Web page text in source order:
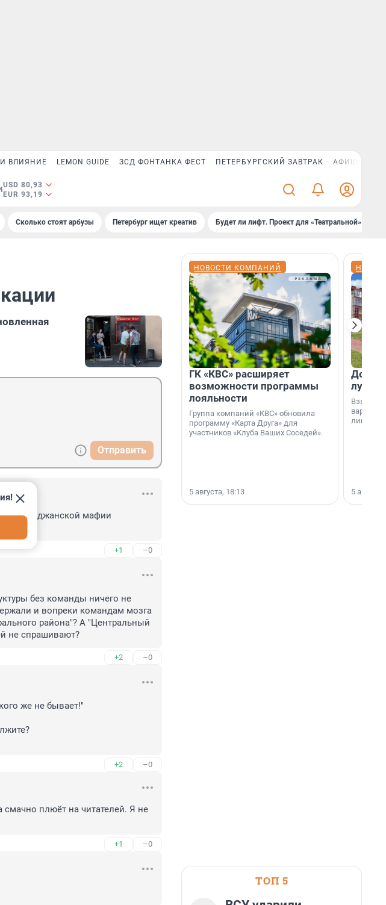
ВЛИЯНИЕ LEMON GUIDE ЗСД ФОНТАНКА ФЕСТ ПЕТЕРБУРГСКИЙ ЗАВТРАК АФИША PLUS
USD 80,93
EUR 93,19
Сколько стоят арбузы Петербург ищет креатив Будет ли лифт. Проект для «Театральной»
Отправить
азербайджанской мафии
+1 –0
без команды ничего не
и вопреки командам мозга
района"? А "Центральный
не спрашивают?
+2 –0
же не бывает!"
+2 –0
смачно плюёт на читателей. Я не
+1 –0
НОВОСТИ КОМПАНИЙ
ГК «КВС» расширяет
возможности программы
лояльности
Группа компаний «КВС» обновила
программу «Карта Друга» для
участников «Клуба Ваших Соседей».
5 августа, 18:13
Дом
лучше
лишнего
5
ТОП 5